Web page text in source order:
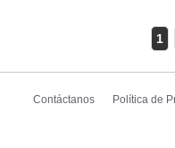
1
Contáctanos Política de